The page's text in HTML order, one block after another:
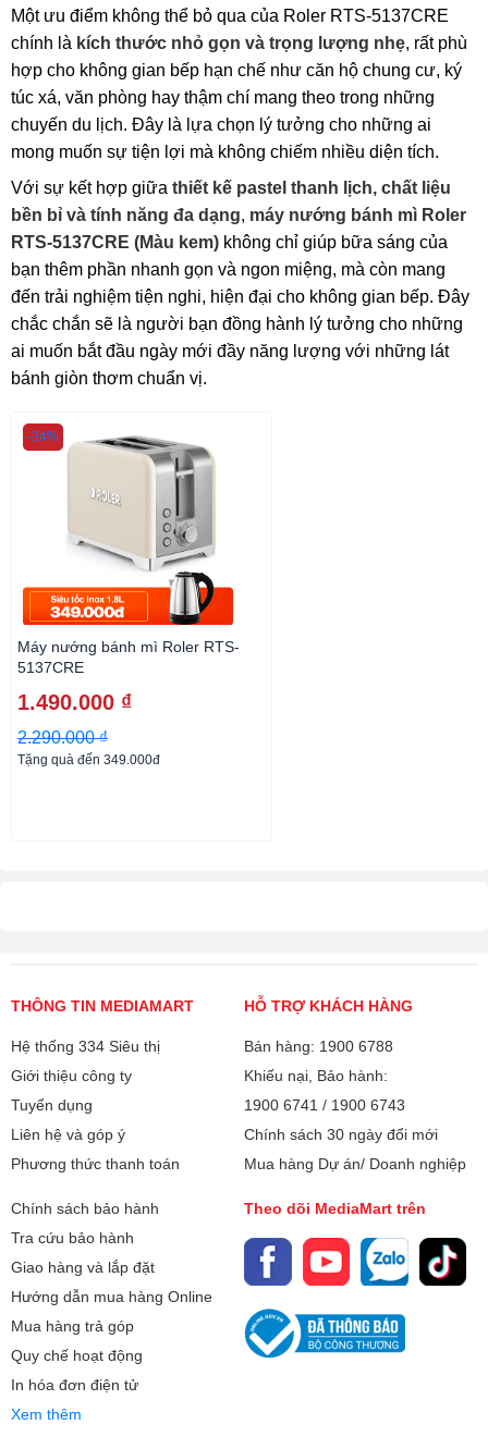
Một ưu điểm không thể bỏ qua của Roler RTS-5137CRE
chính là kích thước nhỏ gọn và trọng lượng nhẹ, rất phù
hợp cho không gian bếp hạn chế như căn hộ chung cư, ký
túc xá, văn phòng hay thậm chí mang theo trong những
chuyến du lịch. Đây là lựa chọn lý tưởng cho những ai
mong muốn sự tiện lợi mà không chiếm nhiều diện tích.
Với sự kết hợp giữa thiết kế pastel thanh lịch, chất liệu
bền bỉ và tính năng đa dạng, máy nướng bánh mì Roler
RTS-5137CRE (Màu kem) không chỉ giúp bữa sáng của
bạn thêm phần nhanh gọn và ngon miệng, mà còn mang
đến trải nghiệm tiện nghi, hiện đại cho không gian bếp. Đây
chắc chắn sẽ là người bạn đồng hành lý tưởng cho những
ai muốn bắt đầu ngày mới đầy năng lượng với những lát
bánh giòn thơm chuẩn vị.
Máy nướng bánh mì Roler RTS-
5137CRE
1.490.000 ₫
2.290.000 ₫
-34%
Tặng quà đến 349.000đ
THÔNG TIN MEDIAMART
Hệ thống 334 Siêu thị
Giới thiệu công ty
Tuyển dụng
Liên hệ và góp ý
Phương thức thanh toán
HỖ TRỢ KHÁCH HÀNG
Bán hàng: 1900 6788
Khiếu nại, Bảo hành:
1900 6741 / 1900 6743
Chính sách 30 ngày đổi mới
Mua hàng Dự án/ Doanh nghiệp
Chính sách bảo hành
Tra cứu bảo hành
Giao hàng và lắp đặt
Hướng dẫn mua hàng Online
Mua hàng trả góp
Quy chế hoạt động
In hóa đơn điện tử
Xem thêm
Theo dõi MediaMart trên